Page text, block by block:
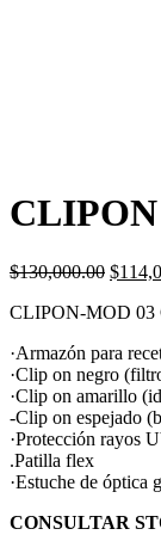
CLIPON
$130,000.00 El
$
CLIPON-MOD 03
·Armazón para
·Clip on negro
·Clip on amarillo
-Clip on espejado
·Protección rayos
.Patilla flex
·Estuche de óptica
CONSULTAR